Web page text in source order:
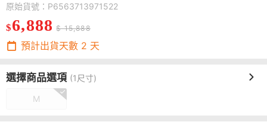
原始貨號：P6563713971522
$6,888 $ 15,888
預計出貨天數 2 天
選擇商品選項 (1尺寸)
M